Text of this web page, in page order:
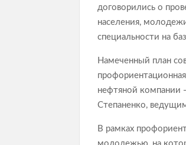
договорились о
населения,
специальности на
Намеченный план
нефтяной компании
Степаненко,
В рамках